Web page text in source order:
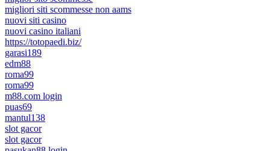
migliori siti scommesse non aams
nuovi siti casino
nuovi casino italiani
https://totopaedi.biz/
garasi189
edm88
roma99
roma99
m88.com login
puas69
mantul138
slot gacor
slot gacor